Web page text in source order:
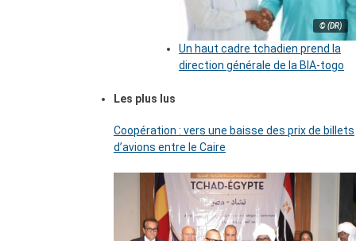
© (DR)
Un haut cadre tchadien prend la
direction générale de la BIA-togo
Les plus lus
Coopération : vers une baisse des prix de billets
d’avions entre le Caire